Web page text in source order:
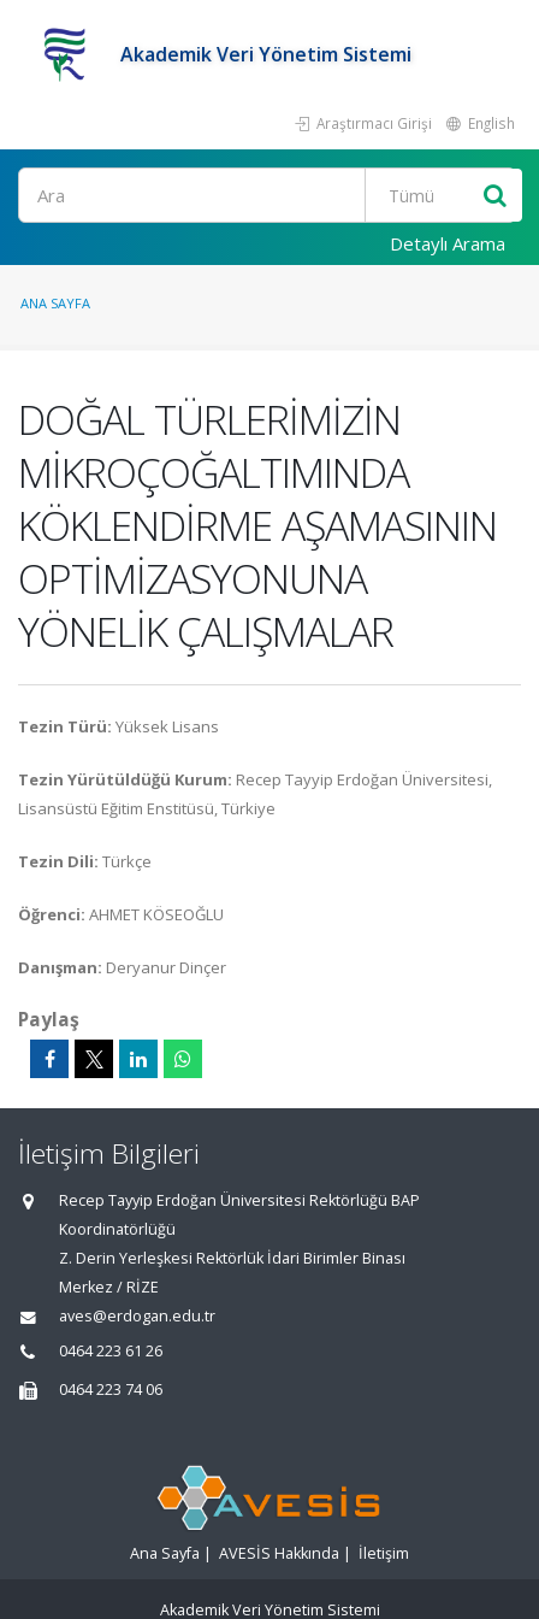
Akademik Veri Yönetim Sistemi
Araştırmacı Girişi English
Ara
Detaylı Arama
ANA SAYFA
DOĞAL TÜRLERİMİZİN
MİKROÇOĞALTIMINDA
KÖKLENDİRME AŞAMASININ
OPTİMİZASYONUNA
YÖNELİK ÇALIŞMALAR
Tezin Türü: Yüksek Lisans
Tezin Yürütüldüğü Kurum: Recep Tayyip Erdoğan Üniversitesi,
Lisansüstü Eğitim Enstitüsü, Türkiye
Tezin Dili: Türkçe
Öğrenci: AHMET KÖSEOĞLU
Danışman: Deryanur Dinçer
Paylaş
İletişim Bilgileri
Recep Tayyip Erdoğan Üniversitesi Rektörlüğü BAP
Koordinatörlüğü
Z. Derin Yerleşkesi Rektörlük İdari Birimler Binası
Merkez / RİZE
aves@erdogan.edu.tr
0464 223 61 26
0464 223 74 06
Ana Sayfa | AVESİS Hakkında | İletişim
Akademik Veri Yönetim Sistemi